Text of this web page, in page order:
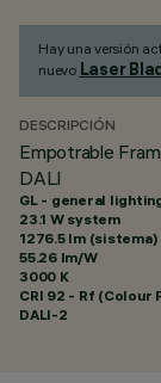
Hay una versión
nuevo Laser
DESCRIPCIÓN
Empotrable
DALI
GL - general
23.1 W system
1276.5 lm (sistema)
55.26 lm/W
3000 K
CRI 92 - Rf (Colour
DALI-2